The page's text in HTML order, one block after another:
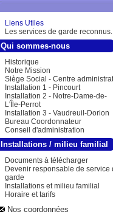
Liens Utiles
Les services de garde
Qui sommes-nous
Historique
Notre Mission
Siège Social - Centre
Installation 1 - Pincourt
Installation 2 - Notre-Dame-de-
L'Île-Perrot
Installation 3 - Vaudreuil-Dorion
Bureau Coordonnateur
Conseil d'administration
Installations / milieu familial
Documents à télécharger
Devenir responsable de service
garde
Installations et milieu familial
Horaire et tarifs
Nos coordonnées